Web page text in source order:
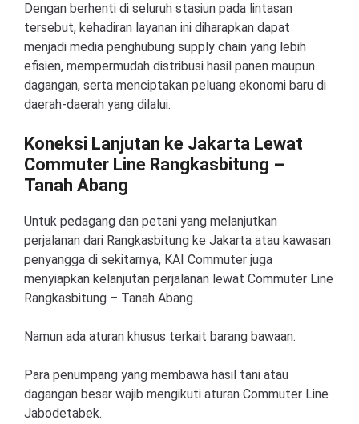
Dengan berhenti di seluruh stasiun pada lintasan
tersebut, kehadiran layanan ini diharapkan dapat
menjadi media penghubung supply chain yang lebih
efisien, mempermudah distribusi hasil panen maupun
dagangan, serta menciptakan peluang ekonomi baru di
daerah-daerah yang dilalui.
Koneksi Lanjutan ke Jakarta Lewat
Commuter Line Rangkasbitung –
Tanah Abang
Untuk pedagang dan petani yang melanjutkan
perjalanan dari Rangkasbitung ke Jakarta atau kawasan
penyangga di sekitarnya, KAI Commuter juga
menyiapkan kelanjutan perjalanan lewat Commuter Line
Rangkasbitung – Tanah Abang.
Namun ada aturan khusus terkait barang bawaan.
Para penumpang yang membawa hasil tani atau
dagangan besar wajib mengikuti aturan Commuter Line
Jabodetabek.